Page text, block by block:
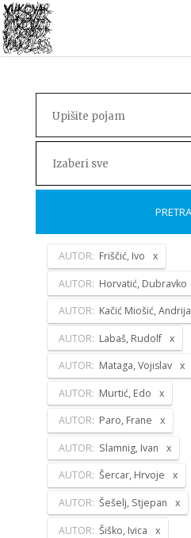
Izaberi sve
AUTOR: Friščić, Ivo
AUTOR: Horvatić, Dubravko
AUTOR: Kačić Miošić, Andrija
AUTOR: Labaš, Rudolf
AUTOR: Mataga, Vojislav
AUTOR: Murtić, Edo
AUTOR: Paro, Frane
AUTOR: Slamnig, Ivan
AUTOR: Šercar, Hrvoje
AUTOR: Šešelj, Stjepan
AUTOR: Šiško, Ivica